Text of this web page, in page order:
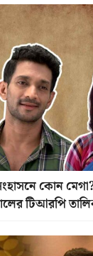
কোন মেগা?
টিআরপি